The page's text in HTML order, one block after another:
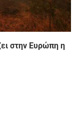
στην Ευρώπη η